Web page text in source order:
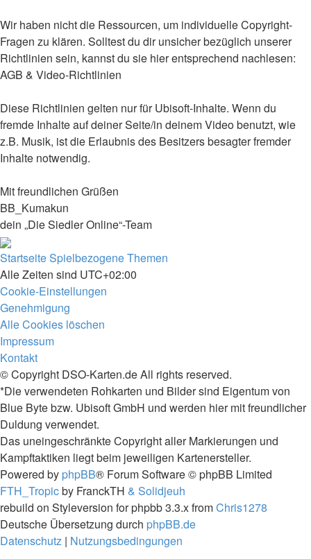
Wir haben nicht die Ressourcen, um individuelle Copyright-
Fragen zu klären. Solltest du dir unsicher bezüglich unserer
Richtlinien sein, kannst du sie hier entsprechend nachlesen:
AGB & Video-Richtlinien
Diese Richtlinien gelten nur für Ubisoft-Inhalte. Wenn du
fremde Inhalte auf deiner Seite/in deinem Video benutzt, wie
z.B. Musik, ist die Erlaubnis des Besitzers besagter fremder
Inhalte notwendig.
Mit freundlichen Grüßen
BB_Kumakun
dein „Die Siedler Online“-Team
StartseiteSpielbezogene Themen
Alle Zeiten sind UTC+02:00
Cookie-Einstellungen
Genehmigung
Alle Cookies löschen
Impressum
Kontakt
© Copyright DSO-Karten.de All rights reserved.
*Die verwendeten Rohkarten und Bilder sind Eigentum von
Blue Byte bzw. Ubisoft GmbH und werden hier mit freundlicher
Duldung verwendet.
Das uneingeschränkte Copyright aller Markierungen und
Kampftaktiken liegt beim jeweiligen Kartenersteller.
Powered by phpBB® Forum Software © phpBB Limited
FTH_Tropicby FranckTH & Solidjeuh
rebuild on Styleversion for phpbb 3.3.x fromChris1278
Deutsche Übersetzung durch phpBB.de
Datenschutz | Nutzungsbedingungen